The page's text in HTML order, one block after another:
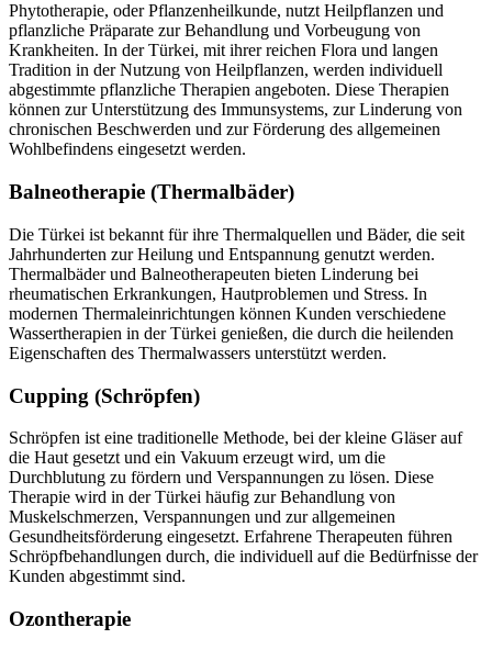
Phytotherapie, oder Pflanzenheilkunde, nutzt Heilpflanzen und
pflanzliche Präparate zur Behandlung und Vorbeugung von
Krankheiten. In der Türkei, mit ihrer reichen Flora und langen
Tradition in der Nutzung von Heilpflanzen, werden individuell
abgestimmte pflanzliche Therapien angeboten. Diese Therapien
können zur Unterstützung des Immunsystems, zur Linderung von
chronischen Beschwerden und zur Förderung des allgemeinen
Wohlbefindens eingesetzt werden.
Balneotherapie (Thermalbäder)
Die Türkei ist bekannt für ihre Thermalquellen und Bäder, die seit
Jahrhunderten zur Heilung und Entspannung genutzt werden.
Thermalbäder und Balneotherapeuten bieten Linderung bei
rheumatischen Erkrankungen, Hautproblemen und Stress. In
modernen Thermaleinrichtungen können Kunden verschiedene
Wassertherapien in der Türkei genießen, die durch die heilenden
Eigenschaften des Thermalwassers unterstützt werden.
Cupping (Schröpfen)
Schröpfen ist eine traditionelle Methode, bei der kleine Gläser auf
die Haut gesetzt und ein Vakuum erzeugt wird, um die
Durchblutung zu fördern und Verspannungen zu lösen. Diese
Therapie wird in der Türkei häufig zur Behandlung von
Muskelschmerzen, Verspannungen und zur allgemeinen
Gesundheitsförderung eingesetzt. Erfahrene Therapeuten führen
Schröpfbehandlungen durch, die individuell auf die Bedürfnisse der
Kunden abgestimmt sind.
Ozontherapie